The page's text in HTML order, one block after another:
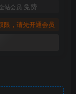
站会员 免费
限，请先开通会员